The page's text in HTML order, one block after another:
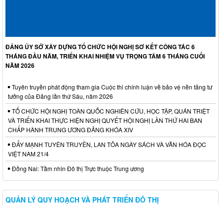
ĐẢNG ỦY SỞ XÂY DỰNG TỔ CHỨC HỘI NGHỊ SƠ KẾT CÔNG TÁC 6
THÁNG ĐẦU NĂM, TRIỂN KHAI NHIỆM VỤ TRỌNG TÂM 6 THÁNG CUỐI
NĂM 2026
Tuyên truyền phát động tham gia Cuộc thi chính luận về bảo vệ nền tảng tư
tưởng của Đảng lần thứ Sáu, năm 2026
TỔ CHỨC HỘI NGHỊ TOÀN QUỐC NGHIÊN CỨU, HỌC TẬP, QUÁN TRIỆT
VÀ TRIỂN KHAI THỰC HIỆN NGHỊ QUYẾT HỘI NGHỊ LẦN THỨ HAI BAN
CHẤP HÀNH TRUNG ƯƠNG ĐẢNG KHÓA XIV
ĐẨY MẠNH TUYÊN TRUYỀN, LAN TỎA NGÀY SÁCH VÀ VĂN HÓA ĐỌC
VIỆT NAM 21/4
Đồng Nai: Tầm nhìn Đô thị Trực thuộc Trung ương
QUẢN LÝ QUY HOẠCH VÀ PHÁT TRIỂN ĐÔ THỊ